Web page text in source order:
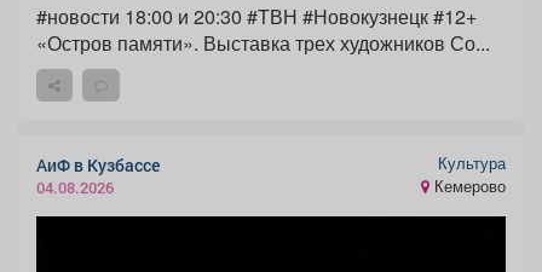
#новости 18:00 и 20:30 #ТВН #Новокузнецк #12+
«Остров памяти». Выставка трех художников Со...
АиФ в Кузбассе
04.08.2026
Культура
Кемерово